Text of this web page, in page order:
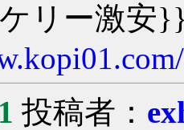
ケリー激
投稿者：